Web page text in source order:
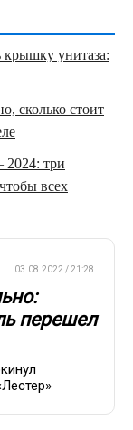
крышку унитаза:
сколько стоит
три
всех
03.08.2022 / 21:28
перешел